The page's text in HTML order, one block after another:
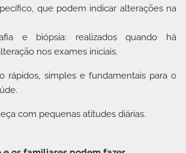
que podem indicar alterações na
e biópsia: realizados quando há
nos exames iniciais.
rápidos, simples e fundamentais para o
com pequenas atitudes diárias.